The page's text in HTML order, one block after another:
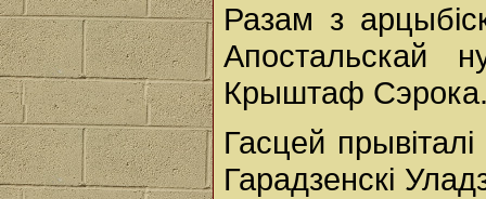
Разам з
Апостальскай
Крыштаф
Гасцей
Гарадзенскі